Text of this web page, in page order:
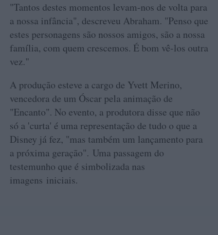
"Tantos destes momentos levam-nos de volta para
a nossa infância", descreveu Abraham. "Penso que
estes personagens são nossos amigos, são a nossa
família, com quem crescemos. É bom vê-los outra
vez."
A produção esteve a cargo de Yvett Merino,
vencedora de um Óscar pela animação de
"Encanto". No evento, a produtora disse que não
só a 'curta' é uma representação de tudo o que a
Disney já fez, "mas também um lançamento para
a próxima geração". Uma passagem do
testemunho que é simbolizada nas
imagens iniciais.